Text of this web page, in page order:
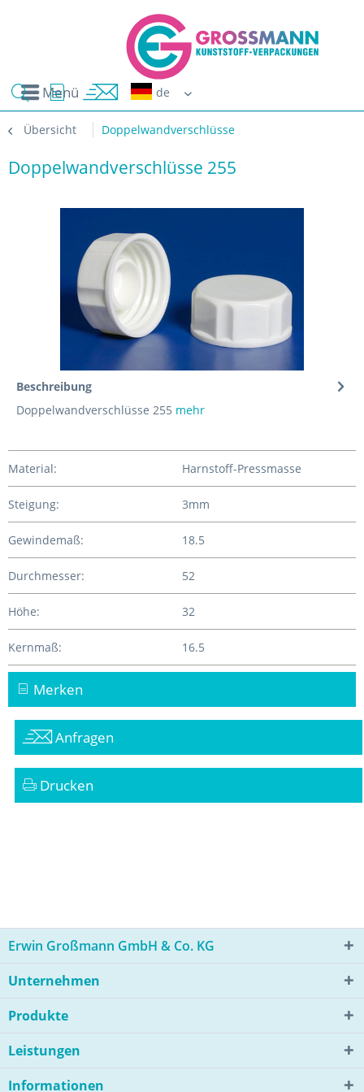
Menü
Übersicht Doppelwandverschlüsse
Doppelwandverschlüsse 255
Beschreibung
Doppelwandverschlüsse 255 mehr
Material: Harnstoff-Pressmasse
Steigung: 3mm
Gewindemaß: 18.5
Durchmesser: 52
Höhe: 32
Kernmaß: 16.5
Merken
Anfragen
Drucken
Erwin Großmann GmbH & Co. KG
Unternehmen
Produkte
Leistungen
Informationen